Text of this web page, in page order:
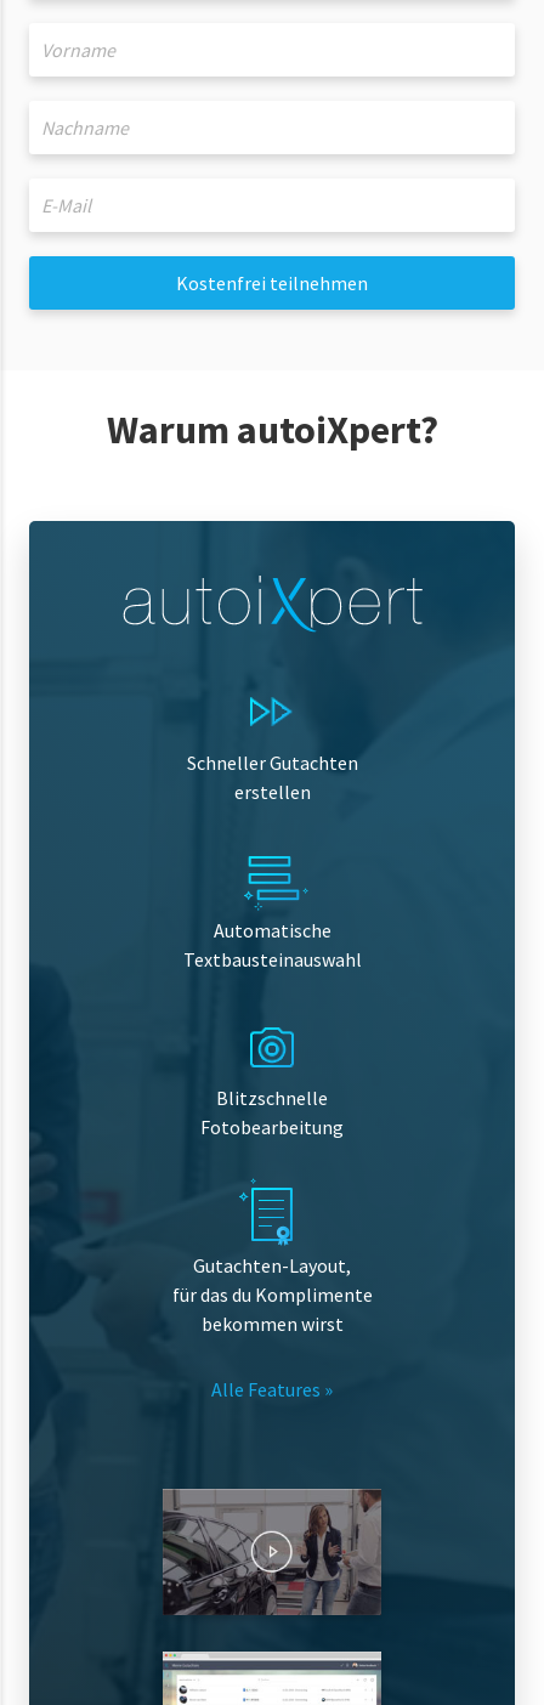
Kostenfrei teilnehmen
Warum autoiXpert?
Schneller Gutachten
erstellen
Automatische
Textbausteinauswahl
Blitzschnelle
Fotobearbeitung
Gutachten-Layout,
für das du Komplimente
bekommen wirst
Alle Features »